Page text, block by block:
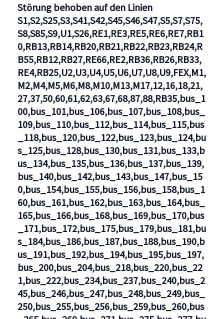
Störung behoben auf den Linien
S1,S2,S25,S3,S41,S42,S45,S46,S47,S5,S7,S75,
S8,S85,S9,U1,S26,RE1,RE3,RE5,RE6,RE7,RB1
0,RB13,RB14,RB20,RB21,RB22,RB23,RB24,R
B55,RB12,RB27,RE66,RE2,RB36,RB26,RB33,
RE4,RB25,U2,U3,U4,U5,U6,U7,U8,U9,FEX,M1,
M2,M4,M5,M6,M8,M10,M13,M17,12,16,18,21,
27,37,50,60,61,62,63,67,68,87,88,RB35,bus_1
00,bus_101,bus_106,bus_107,bus_108,bus_
109,bus_110,bus_112,bus_114,bus_115,bus
_118,bus_120,bus_122,bus_123,bus_124,bu
s_125,bus_128,bus_130,bus_131,bus_133,b
us_134,bus_135,bus_136,bus_137,bus_139,
bus_140,bus_142,bus_143,bus_147,bus_15
0,bus_154,bus_155,bus_156,bus_158,bus_1
60,bus_161,bus_162,bus_163,bus_164,bus_
165,bus_166,bus_168,bus_169,bus_170,bus
_171,bus_172,bus_175,bus_179,bus_181,bu
s_184,bus_186,bus_187,bus_188,bus_190,b
us_191,bus_192,bus_194,bus_195,bus_197,
bus_200,bus_204,bus_218,bus_220,bus_22
1,bus_222,bus_234,bus_237,bus_240,bus_2
45,bus_246,bus_247,bus_248,bus_249,bus_
250,bus_255,bus_256,bus_259,bus_260,bus